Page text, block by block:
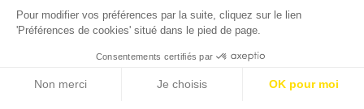
Pour modifier vos préférences par la suite, cliquez sur le lien
'Préférences de cookies' situé dans le pied de page.
Consentements certifiés par
Non merci Je choisis OK pour moi
Moyens de paiement